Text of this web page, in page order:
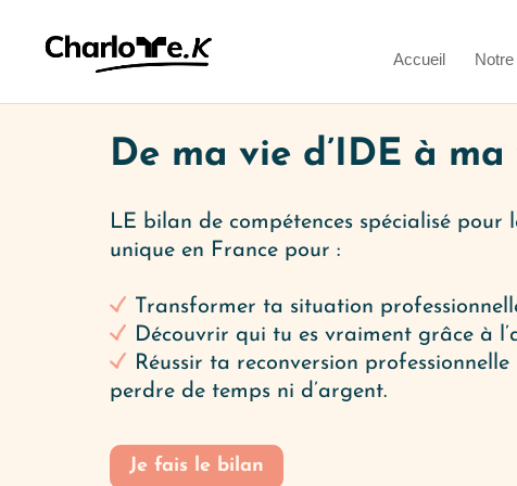
Accueil
De ma vie d’IDE à ma
LE bilan de compétences spécialisé pour
unique en France pour :
Transformer ta situation
Découvrir qui tu es vraimentgrâce à
Réussir ta reconversion
perdre de temps ni d’argent.
Je fais le bilan